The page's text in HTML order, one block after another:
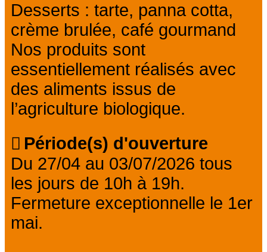
Desserts : tarte, panna cotta,
crème brulée, café gourmand
Nos produits sont
essentiellement réalisés avec
des aliments issus de
l’agriculture biologique.
Période(s) d'ouverture
Du 27/04 au 03/07/2026 tous
les jours de 10h à 19h.
Fermeture exceptionnelle le 1er
mai.